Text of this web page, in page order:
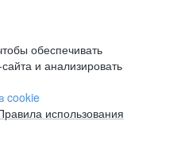
обеспечивать
и анализировать
cookie
использования